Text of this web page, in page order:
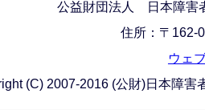
公益財団法人 日本障害
住所：〒162-
ウェ
(C) 2007-2016 (公財)日本障